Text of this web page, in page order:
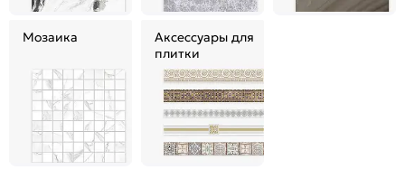
Мозаика
Аксессуары для
плитки